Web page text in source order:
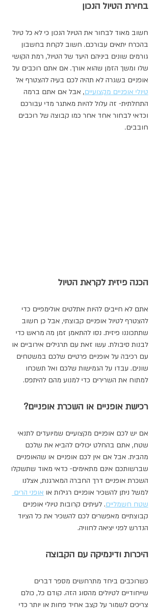
בחירת הטיול הנכון
חשוב מאוד לבחור את הטיול הנכון כי לא כל טיול
בהכרח יתאים עבורכם. חשוב לקחת בחשבון
גורמים שונים ביניהם היעד של הטיול, רמת הקושי
שלו ומשך הזמן שהוא אורך. אם אתם רוכבים על
אופניים בשגרה לא תהיה לכם בעיה להצטרף אל
טיולי אופניים מקצועיים, אבל אם אתם ברמה
התחלתית- זה עלול להיות מאתגר מדי עבורכם
וכדאי לבחור אחד אחר כמו קבוצה של רוכבים
חובבים.
הכנה פיזית לקראת הטיול
אתם לא חייבים להיות אתלטים אולימפיים כדי
להצטרף לטיול אופניים קבוצתי, אבל כן חשוב
שתתכוננו פיזית. נסו להתאמן זמן מה מראש כדי
לבנות סיבולת. עשו זאת עם תרגילים אירוביים או
עם רכיבה על אופניים פרטיים שלכם במשטחים
שונים. עבדו על הגמישות שלכם ואל תשכחו
למתוח את השרירים כדי למנוע מהם להיתפס.
רכישת אופניים או השכרת אופניים?
אם יש לכם אופניים מקצועיים שמיועדים לתנאי
שטח, אתם בהחלט יכולים להביא את שלכם
מהבית. אבל אם אין לכם אופניים או שהאופניים
שברשותכם אינם מתאימים- כדאי מאוד שתשקלו
השכרת אופניים דרך החברה המארגנת, אצלנו
למשל ניתן להשכיר אופניים רגילות או אופני הרים
שטח חשמליים. לעיתים קרובות טיולי אופניים
קבוצתיים מאפשרים לכם להשכיר את כל הציוד
הנדרש לפני יציאה לחוויה.
היכרות ודינמיקה עם הקבוצה
כשרוכבים ביחד מתרחשים מספר דברים
שייחודיים לטיולים מהסוג הזה. קודם כל, כולם
צריכים לשמור על קצב אחיד פחות או יותר כדי